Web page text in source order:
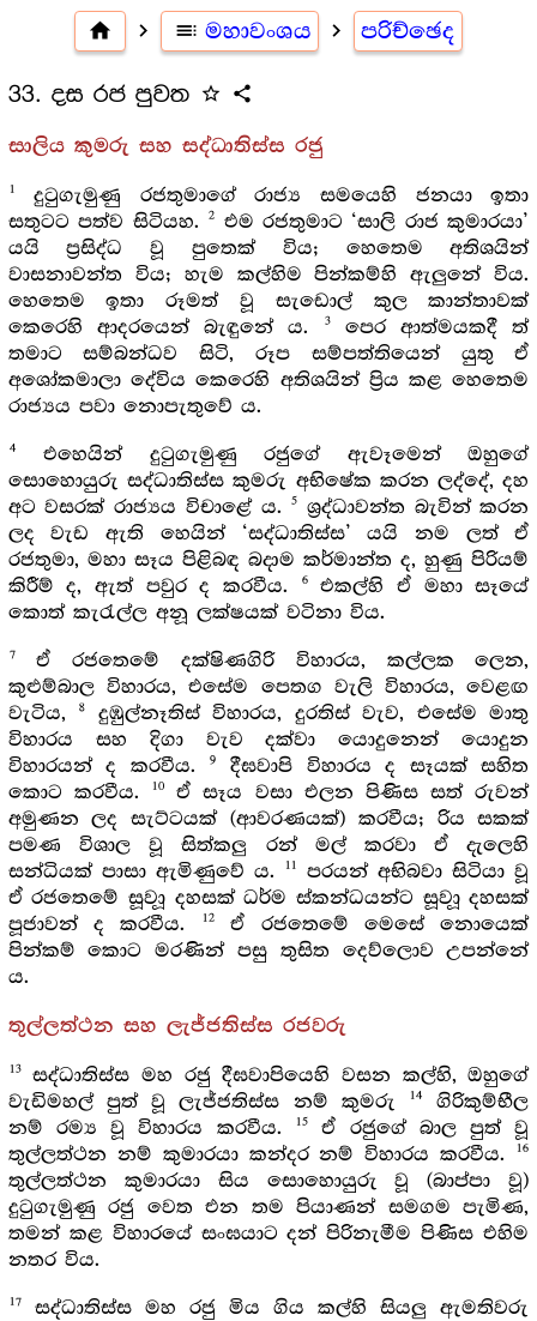
home navigate_next toc මහාවංශය navigate_next පරිච්ඡෙද
33. දස රජ පුවත star_outline share
සාලිය කුමරු සහ සද්ධාතිස්ස රජු
1
දුටුගැමුණු රජතුමාගේ රාජ්‍ය සමයෙහි ජනයා ඉතා
සතුටට පත්ව සිටියහ.
2
එම රජතුමාට ‘සාලි රාජ කුමාරයා’
යයි ප්‍රසිද්ධ වූ පුතෙක් විය; හෙතෙම අතිශයින්
වාසනාවන්ත විය; හැම කල්හිම පින්කම්හි ඇලුනේ විය.
හෙතෙම ඉතා රූමත් වූ සැඩොල් කුල කාන්තාවක්
කෙරෙහි ආදරයෙන් බැඳුනේ ය.
3පෙර ආත්මයකදී ත්
තමාට සම්බන්ධව සිටි, රූප සම්පත්තියෙන් යුතු ඒ
අශෝකමාලා දේවිය කෙරෙහි අතිශයින් ප්‍රිය කළ හෙතෙම
රාජ්‍යය පවා නොපැතුවේ ය.
4
එහෙයින් දුටුගැමුණු රජුගේ ඇවෑමෙන් ඔහුගේ
සොහොයුරු සද්ධාතිස්ස කුමරු අභිෂේක කරන ලද්දේ, දහ
අට වසරක් රාජ්‍යය විචාළේ ය.
5
ශ්‍රද්ධාවන්ත බැවින් කරන
ලද වැඩ ඇති හෙයින් ‘සද්ධාතිස්ස’ යයි නම ලත් ඒ
රජතුමා, මහා සෑය පිළිබඳ බදාම කර්මාන්ත ද, හුණු පිරියම්
කිරීම් ද, ඇත් පවුර ද කරවීය.
6එකල්හි ඒ මහා සෑයේ
කොත් කැරැල්ල අනූ ලක්ෂයක් වටිනා විය.
7ඒ රජතෙමේ දක්ෂිණගිරි විහාරය, කල්ලක ලෙන,
කුළුම්බාල විහාරය, එසේම පෙතග වැලි විහාරය, වෙළඟ
වැටිය,
8
දුඹුල්නෑතිස් විහාරය, දුරතිස් වැව, එසේම මාතු
විහාරය සහ දිගා වැව දක්වා යොදුනෙන් යොදුන
විහාරයන් ද කරවීය.
9
දීඝවාපි විහාරය ද සෑයක් සහිත
කොට කරවීය.
10
ඒ සෑය වසා එලන පිණිස සත් රුවන්
අමුණන ලද සැට්ටයක් (ආවරණයක්) කරවීය; රිය සකක්
පමණ විශාල වූ සිත්කලු රන් මල් කරවා ඒ දැලෙහි
සන්ධියක් පාසා ඇමිණුවේ ය.
11
පරයන් අභිබවා සිටියා වූ
ඒ රජතෙමේ සූවාූ දහසක් ධර්ම ස්කන්ධයන්ට සූවාූ දහසක්
පූජාවන් ද කරවීය.
12ඒ රජතෙමේ මෙසේ නොයෙක්
පින්කම් කොට මරණින් පසු තුසිත දෙව්ලොව උපන්නේ
ය.
තුල්ලත්ථන සහ ලැජ්ජතිස්ස රජවරු
13සද්ධාතිස්ස මහ රජු දීඝවාපියෙහි වසන කල්හි, ඔහුගේ
වැඩිමහල් පුත් වූ ලැජ්ජතිස්ස නම් කුමරු
14
ගිරිකුම්භීල
නම් රම්‍ය වූ විහාරය කරවීය.
15
ඒ රජුගේ බාල පුත් වූ
තුල්ලත්ථන නම් කුමාරයා කන්දර නම් විහාරය කරවීය.
16
තුල්ලත්ථන කුමාරයා සිය සොහොයුරු වූ (බාප්පා වූ)
දුටුගැමුණු රජු වෙත එන තම පියාණන් සමගම පැමිණ,
තමන් කළ විහාරයේ සංඝයාට දන් පිරිනැමීම පිණිස එහිම
නතර විය.
17සද්ධාතිස්ස මහ රජු මිය ගිය කල්හි සියලු ඇමතිවරු